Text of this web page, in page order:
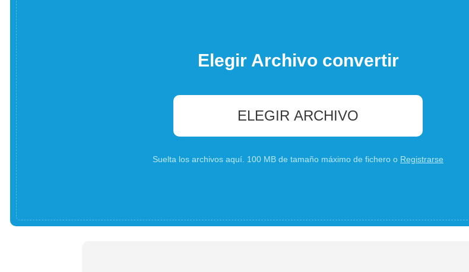
Elegir Archivo convertir
ELEGIR ARCHIVO
Suelta los archivos aquí. 100 MB de tamaño máximo de fichero o Registrarse